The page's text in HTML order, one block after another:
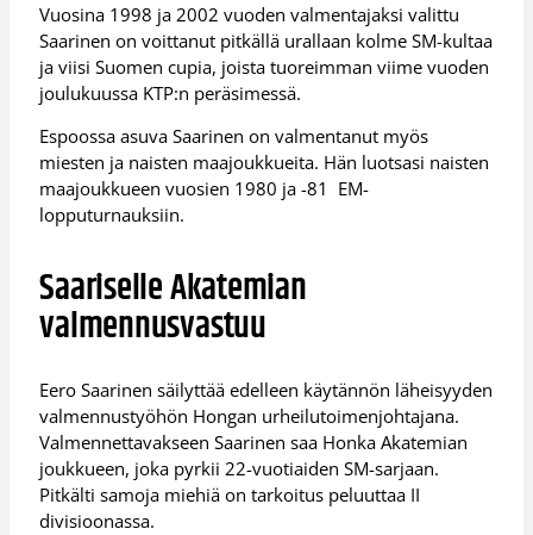
Vuosina 1998 ja 2002 vuoden valmentajaksi valittu
Saarinen on voittanut pitkällä urallaan kolme SM-kultaa
ja viisi Suomen cupia, joista tuoreimman viime vuoden
joulukuussa KTP:n peräsimessä.
Espoossa asuva Saarinen on valmentanut myös
miesten ja naisten maajoukkueita. Hän luotsasi naisten
maajoukkueen vuosien 1980 ja -81 EM-
lopputurnauksiin.
Saariselle Akatemian
valmennusvastuu
Eero Saarinen säilyttää edelleen käytännön läheisyyden
valmennustyöhön Hongan urheilutoimenjohtajana.
Valmennettavakseen Saarinen saa Honka Akatemian
joukkueen, joka pyrkii 22-vuotiaiden SM-sarjaan.
Pitkälti samoja miehiä on tarkoitus peluuttaa II
divisioonassa.